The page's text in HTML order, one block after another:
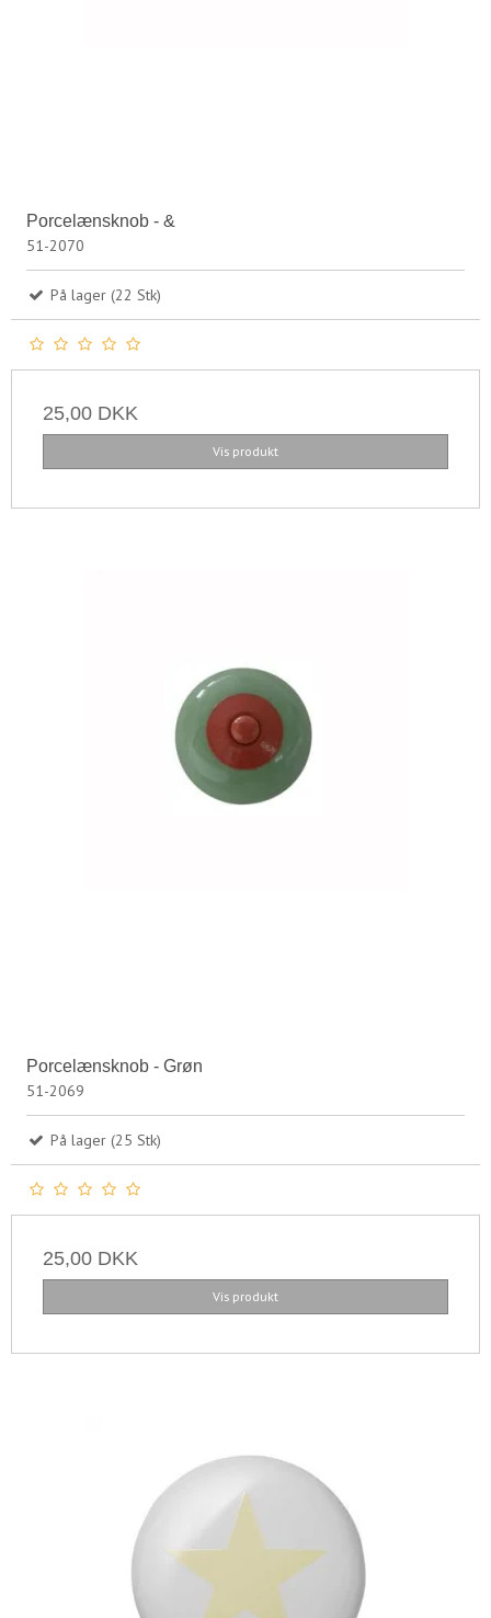
Porcelænsknob - &
51-2070
På lager (22 Stk)
25,00 DKK
Vis produkt
Porcelænsknob - Grøn
51-2069
På lager (25 Stk)
25,00 DKK
Vis produkt